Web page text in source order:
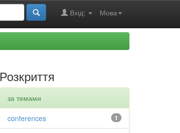
Мова
Вхід:
Розкриття
за темами
1
conferences